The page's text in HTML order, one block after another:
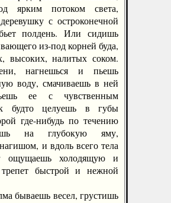
ярким потоком света,
с остроконечной
полдень. Или сидишь
из-под корней буда,
высоких, налитых соком.
нагнешься и пьешь
воду, смачиваешь в ней
ее с чувственным
будто целуешь в губы
где-нибудь по течению
на глубокую яму,
и вдоль всего тела
холодящую и
быстрой и нежной
бываешь весел, грустишь